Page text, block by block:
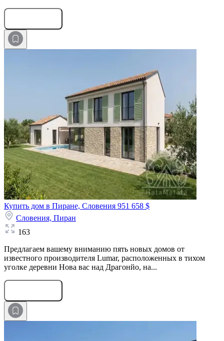
Купить дом в Пиране, Словения 951 658 $
Словения, Пиран
163
Предлагаем вашему вниманию пять новых домов от
известного производителя Lumar, расположенных в тихом
уголке деревни Нова вас над Драгонйо, на...